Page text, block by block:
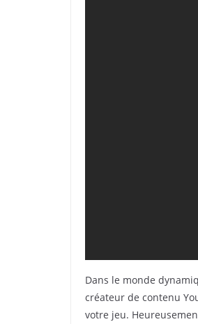
Dans le monde
créateur de contenu
votre jeu.